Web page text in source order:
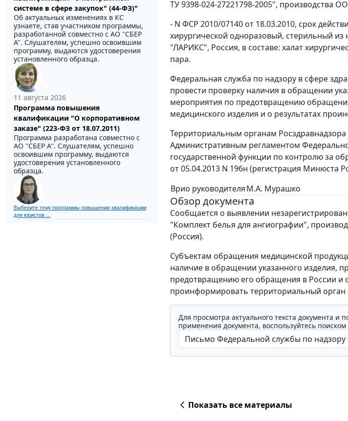
системе в сфере закупок" (44-ФЗ)"
Об актуальных изменениях в КС
узнаете, став участником программы,
разработанной совместно с АО ''СБЕР
А". Слушателям, успешно освоившим
программу, выдаются удостоверения
установленного образца.
11 августа 2026
Программа повышения
квалификации "О корпоративном
заказе" (223-ФЗ от 18.07.2011)
Программа разработана совместно с
АО ''СБЕР А". Слушателям, успешно
освоившим программу, выдаются
удостоверения установленного
образца.
Выберите тему программы повышения квалификации
для юристов ...
ТУ 9398-024-27221798-2005", производства
- N ФСР 2010/07140 от 18.03.2010, срок
хирургической одноразовый, стерильный
"ЛАРИКС", Россия, в составе: халат
пара.
Федеральная служба по надзору в сфере
провести проверку наличия в обращении
мероприятия по предотвращению
медицинского изделия и о результатах
Территориальным органам
Административным регламентом
государственной функции по контролю за
от 05.04.2013 N 196н (регистрация Минюста
Врио руководителяМ.А. Мурашко
Обзор документа
Сообщается о выявлении
"Комплект белья для ангиографии",
(Россия).
Субъектам обращения медицинской
наличие в обращении указанного изделия,
предотвращению его обращения в России и
проинформировать территориальный орган
Для просмотра актуального текста документа
применения документа, воспользуйтесь
Показать все материалы